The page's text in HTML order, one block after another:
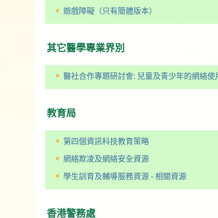
遊戲障礙（只有簡體版本）
其它醫學專業界別
醫社合作專題研討會: 兒童及青少年的網絡使
教育局
第四個資訊科技教育策略
網絡欺凌及網絡安全資源
學生訓育及輔導服務資源 - 相關資源
香港警務處